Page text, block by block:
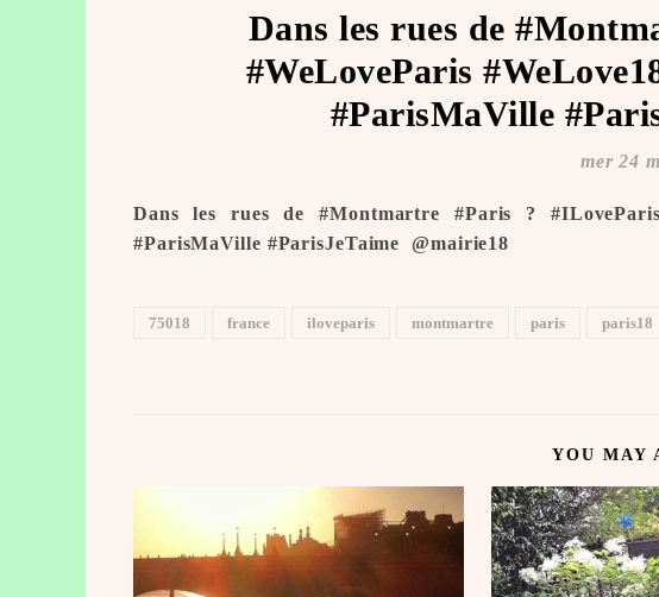
Dans les rues de
#WeLoveParis
#ParisMaVille
mer 24
Dans les rues de #Montmartre #Paris ?
#ParisMaVille #ParisJeTaime ️ @mairie18
75018 france iloveparis montmartre paris paris18
YOU MAY